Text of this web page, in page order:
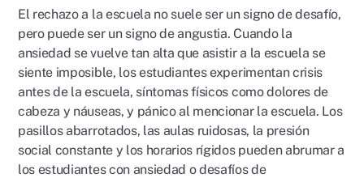
El rechazo a la escuela no suele ser un signo de desafío,
pero puede ser un signo de angustia. Cuando la
ansiedad se vuelve tan alta que asistir a la escuela se
siente imposible, los estudiantes experimentan crisis
antes de la escuela, síntomas físicos como dolores de
cabeza y náuseas, y pánico al mencionar la escuela. Los
pasillos abarrotados, las aulas ruidosas, la presión
social constante y los horarios rígidos pueden abrumar a
los estudiantes con ansiedad o desafíos de